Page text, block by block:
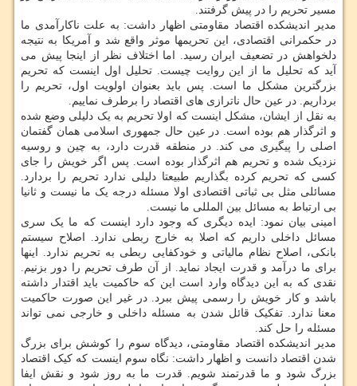
مسیر تحریم را در پیش گرفتند.
مدیر اندیشکده اقتصاد مقاومتی اظهار داشت: به علت ناکارآمدی ما
در حکمرانی اقتصادی، این تحریمها موثر واقع شد و آمریکا به نتیجه
دلخواهش در تضعیف ایران رسید. اما اختلاف نظر از اینجا پیش می
آید که تحلیل ما از این روایت چیست. تحلیل اول اینست که تحریم
بزرگترین مشکل ما است. پس باید بعنوان اولویت اول، تحریم را
برداریم. در عین حال ناترازی های اقتصاد را برطرف نماییم.
به نقل از ایشان، مشکل اینست که اولا تحریم به یک دلیلی وضع شده
و اثرگذار هم بوده است. در عین حال جمهوری اسلامی همان گفتمان
اصلی را پیگیری می کند. در منطقه قدرت دارد، به چین و روسیه
نزدیک شده و تحریم هم اثرگذار بوده است. پس اگر خویش را جای
کسی که تحریم کرده بگذاریم طبیعتا دلیلی ندارد تحریم را بردارد.
مسائلی مثل بی ثباتی اقتصادی اولا مسئله درجه یک ما نیست و ثانیا
بی ارتباط به مسائل بین المللی ما نیست.
امینی بیان نمود: ایده دیگری که وجود دارد اینست که ما یک سری
مسائل داخلی داریم که اصلا به خارج ربطی ندارد. اصلاح سیستم
بانکی، اصلاح نظام مالیاتی و خودکفایی ربطی به تحریم ندارد. اینها
برای ما درآمد و قدرت ایجاد نماید. از آن طرف تحریم را دور بزنیم.
نقدی که به این دیدگاه وارد است این که حاکمیت باید اقتدار داشته
باشد و کار خویش را رسمی پیش ببرد. در غیر این صورت حاکمیت
معنا ندارد. تفکیک قائل شدن به مسئله داخلی و خارجی نمی تواند
مسئله را حل کند.
مدیر اندیشکده اقتصاد مقاومتی، دیدگاه سوم را کوشش برای بزرگ
شدن اقتصاد دانست و اظهار داشت: نگاه سوم اینست که کیک اقتصاد
بزرگ شود و ما قدرتمند شویم. قدرت ما به روز شود و نقش ایفا